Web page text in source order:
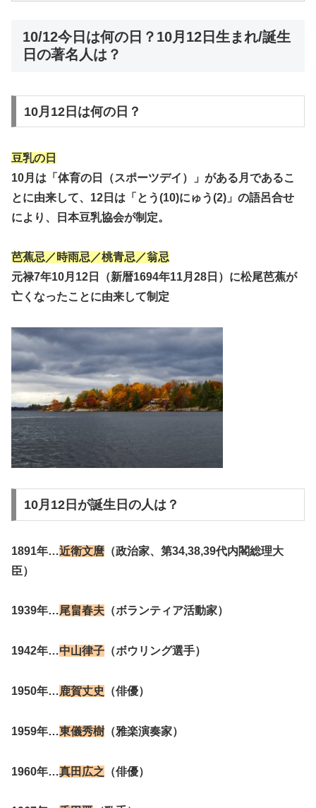
10/12今日は何の日？10月12日生まれ/誕生
日の著名人は？
10月12日は何の日？
豆乳の日
10月は「体育の日（スポーツデイ）」がある月であるこ
とに由来して、12日は「とう(10)にゅう(2)」の語呂合せ
により、日本豆乳協会が制定。
芭蕉忌／時雨忌／桃青忌／翁忌
元禄7年10月12日（新暦1694年11月28日）に松尾芭蕉が
亡くなったことに由来して制定
10月12日が誕生日の人は？
1891年…近衛文麿 （政治家、第34,38,39代内閣総理大
臣）
1939年…尾畠春夫 （ボランティア活動家）
1942年…中山律子 （ボウリング選手）
1950年…鹿賀丈史 （俳優）
1959年…東儀秀樹 （雅楽演奏家）
1960年…真田広之 （俳優）